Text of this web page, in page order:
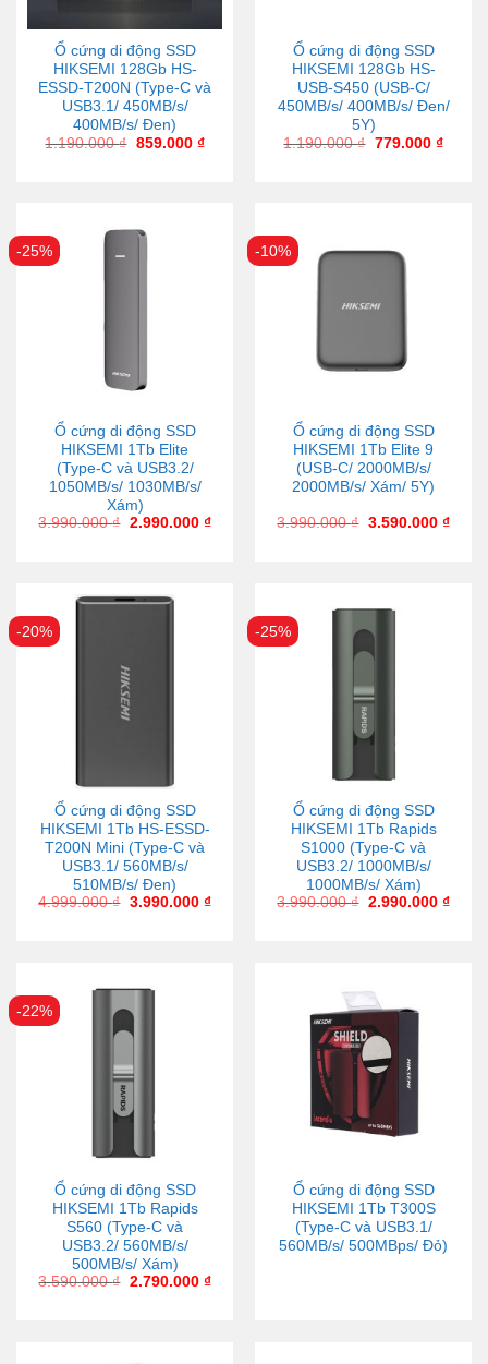
Ổ cứng di động SSD
HIKSEMI 128Gb HS-
ESSD-T200N (Type-C và
USB3.1/ 450MB/s/
400MB/s/ Đen)
1.190.000₫ 859.000 ₫
Ổ cứng di động SSD
HIKSEMI 128Gb HS-
USB-S450 (USB-C/
450MB/s/ 400MB/s/ Đen/
5Y)
1.190.000₫ 779.000 ₫
-25%
Ổ cứng di động SSD
HIKSEMI 1Tb Elite
(Type-C và USB3.2/
1050MB/s/ 1030MB/s/
Xám)
3.990.000₫ 2.990.000 ₫
-10%
Ổ cứng di động SSD
HIKSEMI 1Tb Elite 9
(USB-C/ 2000MB/s/
2000MB/s/ Xám/ 5Y)
3.990.000₫ 3.590.000 ₫
-20%
Ổ cứng di động SSD
HIKSEMI 1Tb HS-ESSD-
T200N Mini (Type-C và
USB3.1/ 560MB/s/
510MB/s/ Đen)
4.999.000₫ 3.990.000 ₫
-25%
Ổ cứng di động SSD
HIKSEMI 1Tb Rapids
S1000 (Type-C và
USB3.2/ 1000MB/s/
1000MB/s/ Xám)
3.990.000₫ 2.990.000 ₫
-22%
Ổ cứng di động SSD
HIKSEMI 1Tb Rapids
S560 (Type-C và
USB3.2/ 560MB/s/
500MB/s/ Xám)
3.590.000₫ 2.790.000 ₫
Ổ cứng di động SSD
HIKSEMI 1Tb T300S
(Type-C và USB3.1/
560MB/s/ 500MBps/ Đỏ)